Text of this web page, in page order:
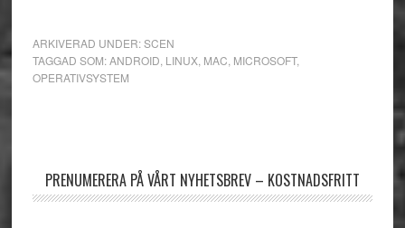
ARKIVERAD UNDER:SCEN
TAGGAD SOM:ANDROID LINUX, MAC MICROSOFT,
OPERATIVSYSTEM
PRENUMERERA PÅ VÅRT NYHETSBREV – KOSTNADSFRITT